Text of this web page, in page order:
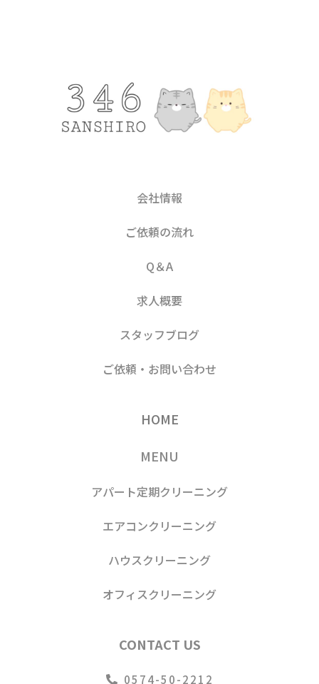
会社情報
ご依頼の流れ
Q＆A
求人概要
スタッフブログ
ご依頼・お問い合わせ
HOME
MENU
アパート定期クリーニング
エアコンクリーニング
ハウスクリーニング
オフィスクリーニング
CONTACT US
0574-50-2212